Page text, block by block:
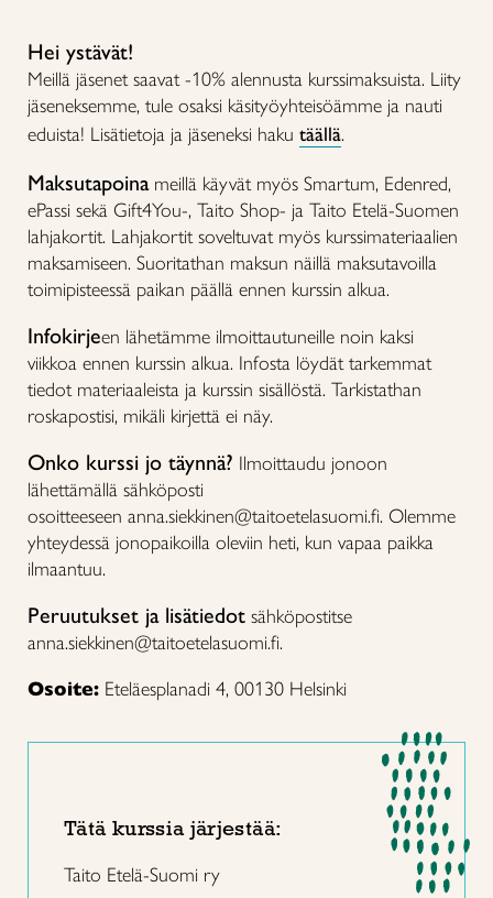
Hei ystävät!
Meillä jäsenet saavat -10% alennusta kurssimaksuista. Liity
jäseneksemme, tule osaksi käsityöyhteisöämme ja nauti
eduista! Lisätietoja ja jäseneksi haku täällä.
Maksutapoinameillä käyvät myös Smartum, Edenred,
ePassi sekä Gift4You-, Taito Shop- ja Taito Etelä-Suomen
lahjakortit. Lahjakortit soveltuvat myös kurssimateriaalien
maksamiseen. Suoritathan maksun näillä maksutavoilla
toimipisteessä paikan päällä ennen kurssin alkua.
Infokirjeen lähetämme ilmoittautuneille noin kaksi
viikkoa ennen kurssin alkua. Infosta löydät tarkemmat
tiedot materiaaleista ja kurssin sisällöstä. Tarkistathan
roskapostisi, mikäli kirjettä ei näy.
Onko kurssi jo täynnä? Ilmoittaudu jonoon
lähettämällä sähköposti
osoitteeseen anna.siekkinen@taitoetelasuomi.fi. Olemme
yhteydessä jonopaikoilla oleviin heti, kun vapaa paikka
ilmaantuu.
Peruutukset ja lisätiedot sähköpostitse
anna.siekkinen@taitoetelasuomi.fi.
Osoite: Eteläesplanadi 4, 00130 Helsinki
Tätä kurssia järjestää:
Taito Etelä-Suomi ry